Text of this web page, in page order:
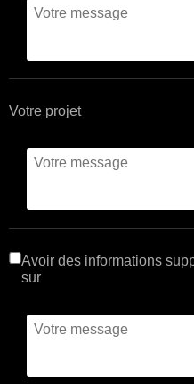
Votre projet
Avoir des informations
sur